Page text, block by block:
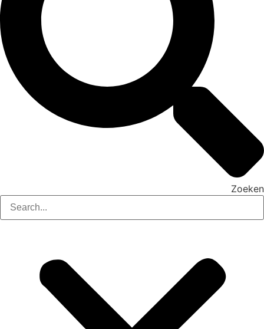
Zoeken